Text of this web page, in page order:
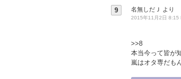
9 名無しだＪ より
2015年11月2日 8:15
>>8
本当今って皆が
嵐はオタ専だも